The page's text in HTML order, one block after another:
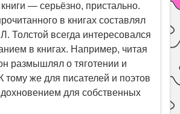
— серьёзно, пристально.
в книгах составлял
Толстой всегда интересовался
в книгах. Например, читая
размышлял о тяготении и
тому же для писателей и поэтов
для собственных